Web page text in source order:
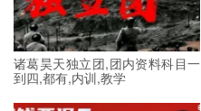
诸葛昊天独立团,团内资料科目一
到四,都有,内训,教学